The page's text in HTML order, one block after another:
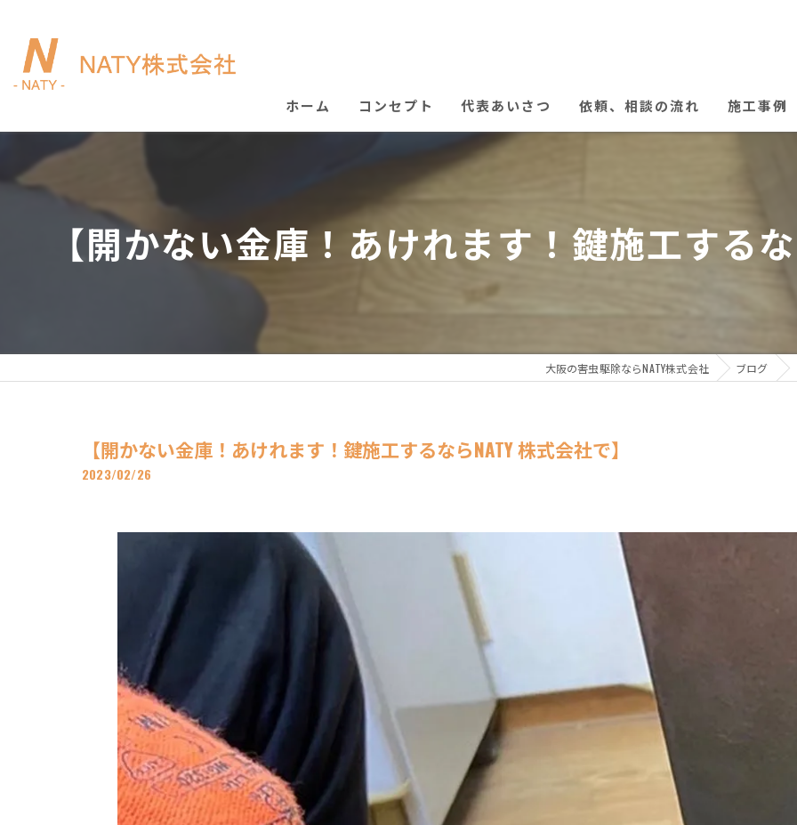
ホーム コンセプト 代表あいさつ 依頼、相談の流れ 施工事例
【開かない金庫！あけれます！鍵施工するな
大阪の害虫駆除ならNATY株式会社 ブログ
【開かない金庫！あけれます！鍵施工するならNATY 株式会社で】
2023/02/26